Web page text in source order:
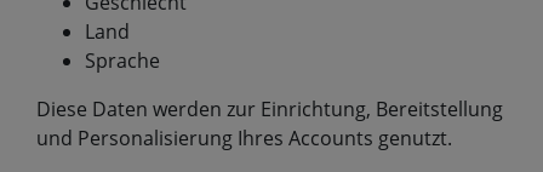
Land
Sprache
Diese Daten werden zur Einrichtung, Bereitstellung
und Personalisierung Ihres Accounts genutzt.